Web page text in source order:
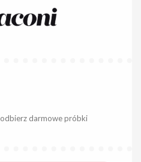
odbierz darmowe próbki